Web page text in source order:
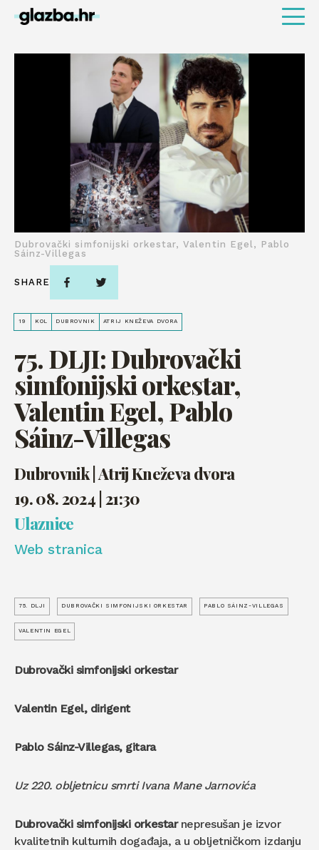
19 KOL DUBROVNIK ATRIJ KNEŽEVA DVORA
75. DLJI: Dubrovački
simfonijski orkestar,
Valentin Egel, Pablo
Sáinz-Villegas
Dubrovnik | Atrij Kneževa dvora
19. 08. 2024 | 21:30
Ulaznice
Web stranica
Dubrovački simfonijski orkestar, Valentin Egel, Pablo
Sáinz-Villegas
SHARE
75. DLJI DUBROVAČKI SIMFONIJSKI ORKESTAR PABLO SÁINZ-VILLEGAS
VALENTIN EGEL
Dubrovački simfonijski orkestar
Valentin Egel, dirigent
Pablo Sáinz-Villegas, gitara
Uz 220. obljetnicu smrti Ivana Mane Jarnovića
Dubrovački simfonijski orkestarnepresušan je izvor
kvalitetnih kulturnih događaja, a u obljetničkom izdanju